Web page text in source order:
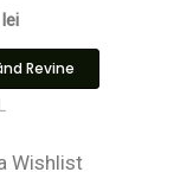
lei
Revine
Wishlist